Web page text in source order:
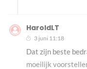
HaroldLT
3 juni 11:18
Dat zijn beste
moeilijk